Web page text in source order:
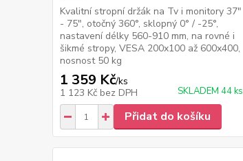
Kvalitní stropní držák na Tv i monitory 37"
- 75", otočný 360°, sklopný 0° / -25°,
nastavení délky 560-910 mm, na rovné i
šikmé stropy, VESA 200x100 až 600x400,
nosnost 50 kg
1 359 Kč/ks
1 123 Kč bez DPH SKLADEM 44 ks
Přidat do košíku